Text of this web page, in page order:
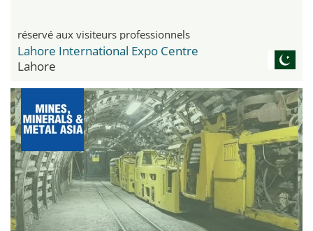
réservé aux visiteurs professionnels
Lahore International Expo Centre
Lahore